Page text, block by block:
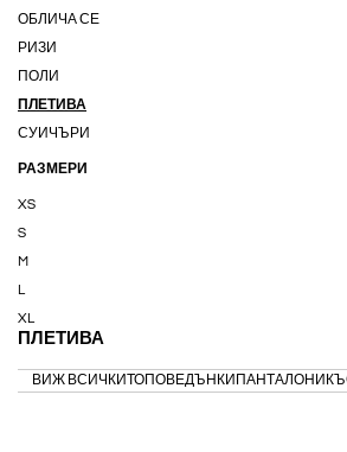
ОБЛИЧА СЕ
РИЗИ
ПОЛИ
ПЛЕТИВА
СУИЧЪРИ
РАЗМЕРИ
XS
S
M
L
XL
ПЛЕТИВА
ВИЖ ВСИЧКИ ТОПОВЕДЪНКИ ПАНТАЛОНИ